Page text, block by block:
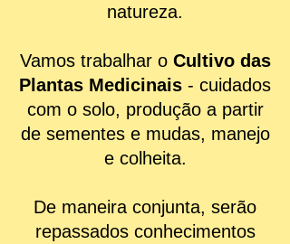
natureza.
Vamos trabalhar o Cultivo das
Plantas Medicinais - cuidados
com o solo, produção a partir
de sementes e mudas, manejo
e colheita.
De maneira conjunta, serão
repassados conhecimentos